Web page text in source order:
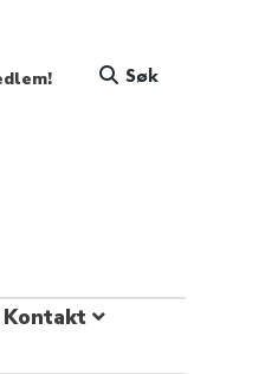
Søk
Kontakt